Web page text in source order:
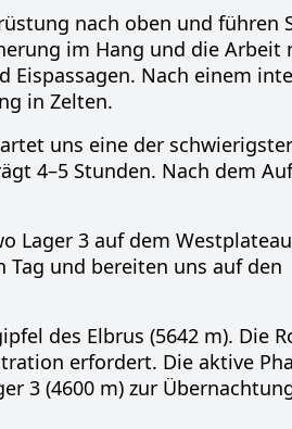
nach oben und führen
im Hang und die Arbeit
Eispassagen. Nach einem
in Zelten.
uns eine der
4–5 Stunden. Nach dem
Lager 3 auf dem
und bereiten uns auf den
des Elbrus (5642 m). Die
erfordert. Die aktive
3 (4600 m) zur